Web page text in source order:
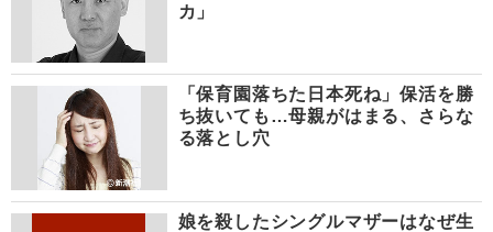
カ」
「保育園落ちた日本死ね」保活を勝
ち抜いても…母親がはまる、さらな
る落とし穴
娘を殺したシングルマザーはなぜ生